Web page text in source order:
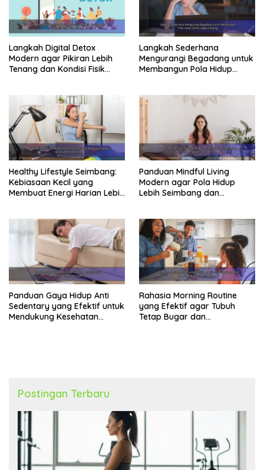
Langkah Digital Detox
Modern agar Pikiran Lebih
Tenang dan Kondisi Fisik
Langkah Sederhana
Mengurangi Begadang untuk
Membangun Pola Hidup
Healthy Lifestyle Seimbang:
Kebiasaan Kecil yang
Membuat Energi Harian Lebih
Panduan Mindful Living
Modern agar Pola Hidup
Lebih Seimbang dan
Panduan Gaya Hidup Anti
Sedentary yang Efektif untuk
Mendukung Kesehatan
Rahasia Morning Routine
yang Efektif agar Tubuh
Tetap Bugar dan
Postingan Terbaru